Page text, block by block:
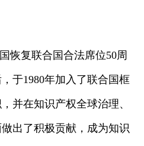
恢复联合国合法席位50周
于1980年加入了联合国框
并在知识产权全球治理、
出了积极贡献，成为知识